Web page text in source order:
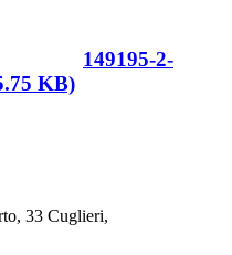
149195-2-
KB)
33 Cuglieri,